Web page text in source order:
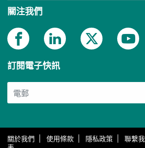
關注我們
訂閱電子快訊
關於我們 使用條款 隱私政策 聯繫